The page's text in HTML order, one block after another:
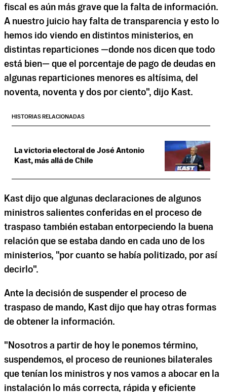
fiscal es aún más grave que la falta de información.
A nuestro juicio hay falta de transparencia y esto lo
hemos ido viendo en distintos ministerios, en
distintas reparticiones —donde nos dicen que todo
está bien— que el porcentaje de pago de deudas en
algunas reparticiones menores es altísima, del
noventa, noventa y dos por ciento", dijo Kast.
HISTORIAS RELACIONADAS
La victoria electoral de José Antonio
Kast, más allá de Chile
Kast dijo que algunas declaraciones de algunos
ministros salientes conferidas en el proceso de
traspaso también estaban entorpeciendo la buena
relación que se estaba dando en cada uno de los
ministerios, "por cuanto se había politizado, por así
decirlo".
Ante la decisión de suspender el proceso de
traspaso de mando, Kast dijo que hay otras formas
de obtener la información.
"Nosotros a partir de hoy le ponemos término,
suspendemos, el proceso de reuniones bilaterales
que tenían los ministros y nos vamos a abocar en la
instalación lo más correcta, rápida y eficiente